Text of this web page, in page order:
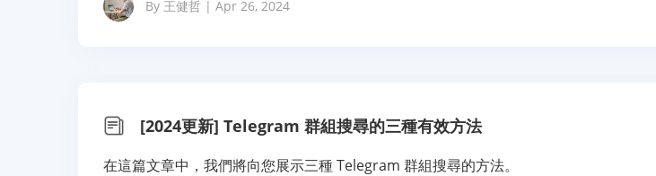
By 王健哲 | Apr 26, 2024
[2024更新] Telegram 群組搜尋的三種有效方法
在這篇文章中，我們將向您展示三種 Telegram 群組搜尋的方法。